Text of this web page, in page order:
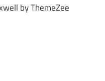
by ThemeZee